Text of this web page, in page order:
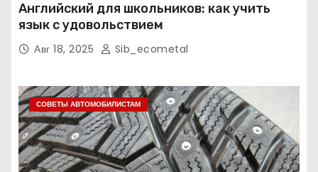
Английский для школьников: как учить
язык с удовольствием
Авг 18, 2025 Sib_ecometal
СОВЕТЫ АВТОМОБИЛИСТАМ